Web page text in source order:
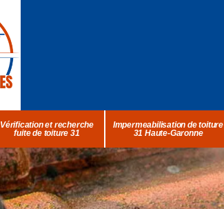
Vérification et recherche
fuite de toiture 31
Impermeabilisation de toiture
31 Haute-Garonne